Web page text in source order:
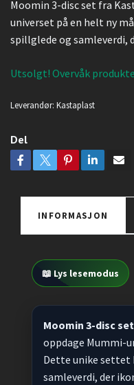
Moomin 3-disc set fra
universet på en helt ny
spillglede og samleverdi,
Utsolgt! Overvåk
Leverandør: Kastaplast
Del
INFORMASJON
📖 Lys lesemodus
Moomin 3-disc
oppdage Mummi-
Dette unike settet
samleverdi, der